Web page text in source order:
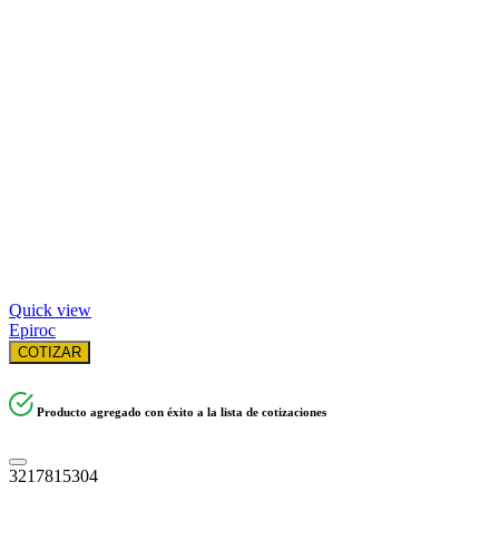
Quick view
Epiroc
COTIZAR
Producto agregado con éxito a la lista de cotizaciones
3217815304